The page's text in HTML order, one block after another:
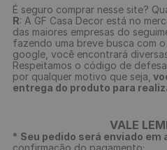
É seguro comprar nesse site?
R: A GF Casa Decor está no
das maiores empresas do
fazendo uma breve busca com
google, você encontrará
Respeitamos o código de
por qualquer motivo que seja,
entrega do produto para
VALE
* Seu pedido será enviado
confirmação do pagamento;